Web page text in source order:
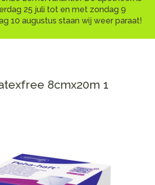
25 juli tot en met zondag 9
10 augustus staan wij weer paraat!
8cmx20m 1